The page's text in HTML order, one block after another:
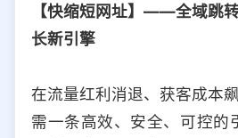
iOS Android PC
选择允许访问的平台类型
【快缩短网址】——全域跳
长新引擎
在流量红利消退、获客成本
需一条高效、安全、可控的